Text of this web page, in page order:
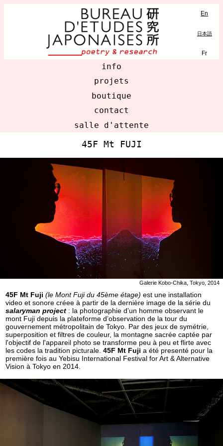
En
日本語
Fr
info
projets
boutique
contact
salle d'attente
45F Mt FUJI
MENU
Galerie Kobo-Chika, Tokyo, 2014
45F Mt Fuji (le Mont Fuji du 45ème étage) est une installation
video et sonore créee à partir de la dernière image de la série du
salaryman project : la photographie d’un homme observant le
mont Fuji depuis la plateforme d’observation de la tour du
gouvernement métropolitain de Tokyo. Par des jeux de symétrie,
superposition et filtres de couleur, la montagne sacrée captée par
l'objectif de l'appareil photo se transforme peu à peu et flirte avec
les codes la tradition picturale.45F Mt Fuji a été presenté pour la
première fois au Yebisu International Festival for Art & Alternative
Vision à Tokyo en 2014.